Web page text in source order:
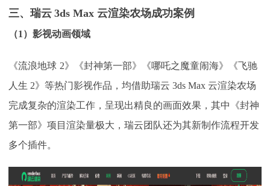
三、瑞云 3ds Max 云渲染农场成功案例
（1 ） 影视动画领域
《流浪地球 2》《封神第一部》《哪吒之魔童闹海》《飞驰
人生 2》等热门影视作品，均借助瑞云 3ds Max 云渲染农场
完成复杂的渲染工作，呈现出精良的画面效果，其中《封神
第一部》项目渲染量极大，瑞云团队还为其新制作流程开发
多个插件。